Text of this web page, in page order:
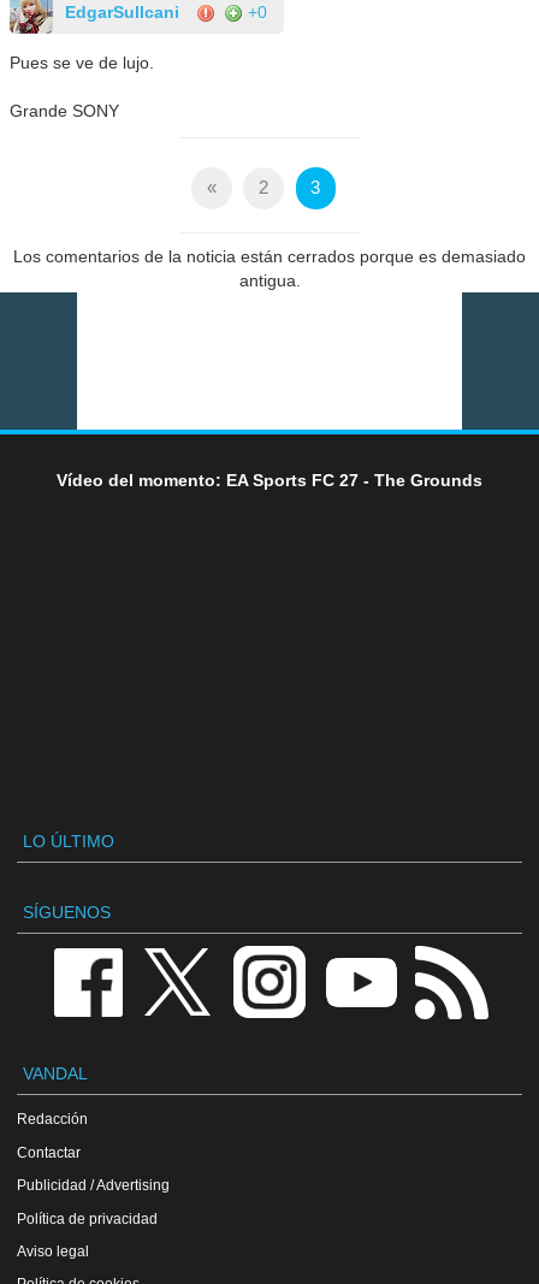
EdgarSullcani +0
Pues se ve de lujo.
Grande SONY
« 2 3
Los comentarios de la noticia están cerrados porque es demasiado
antigua.
Vídeo del momento: EA Sports FC 27 - The Grounds
LO ÚLTIMO
SÍGUENOS
VANDAL
Redacción
Contactar
Publicidad / Advertising
Política de privacidad
Aviso legal